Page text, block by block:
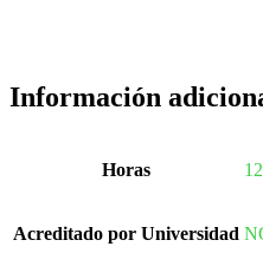
Información
Horas
Acreditado por Universidad